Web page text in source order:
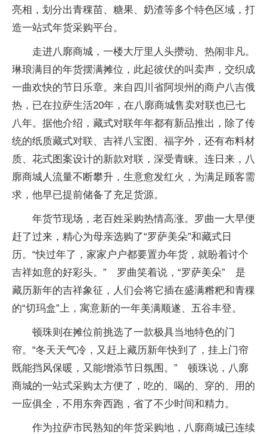
亮相，划分出青稞苗、糖果、奶渣等多个特色区域，打
造一站式年货采购平台。
走进八廓商城，一楼大厅里人头攒动、热闹非凡。
琳琅满目的年货摆满摊位，此起彼伏的叫卖声，交织成
一曲欢快的节日乐章。来自四川省阿坝州的商户八吉俄
热，已在拉萨生活20年，在八廓商城售卖对联也已七
八年。据他介绍，藏式对联年年都有新品推出，除了传
统的纸质藏式对联、吉祥八宝图、福字外，还有布料材
质、花式图案设计的新款对联，深受青睐。连日来，八
廓商城人流量不断攀升，生意愈发红火，为满足顾客需
求，他早已提前储备了充足货源。
年货节现场，老百姓采购热情高涨。罗曲一大早便
赶了过来，精心为母亲选购了“罗萨美朵”和藏式日
历。“快过年了，家家户户都要置办年货，就盼着讨个
吉祥如意的好彩头。” 罗曲笑着说，“罗萨美朵” 是
藏历新年的吉祥象征，人们会将它插在盛满糌粑和青稞
的“切玛盒”上，寓意新的一年美满顺遂、五谷丰登。
顿珠则在摊位前挑选了一款极具当地特色的门
帘。“冬天天气冷，又赶上藏历新年快到了，挂上门帘
既能挡风保暖，又能增添节日氛围。” 顿珠说，八廓
商城的一站式采购太方便了，吃的、喝的、穿的、用的
一应俱全，不用东奔西跑，省了不少时间和精力。
作为拉萨市民熟知的年货采购地，八廓商城已连续